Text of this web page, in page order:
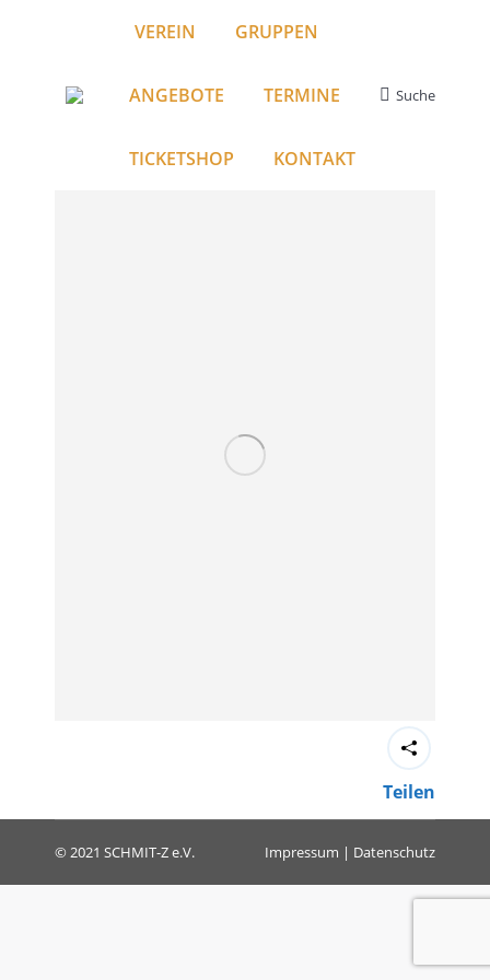
VEREIN GRUPPEN
ANGEBOTE TERMINE
TICKETSHOP KONTAKT
Search:
Suche
Teilen
© 2021 SCHMIT-Z e.V. Impressum | Datenschutz